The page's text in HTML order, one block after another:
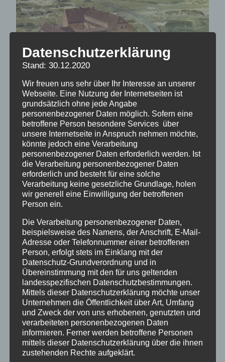
Untersuchung der historischen
Hintergründe
Um mehr über die damaligen Bedingungen und
möglichen Missstände in damaligen
„Jugendwerk Detmold“ herauszufinden,
wurden die Historiker Prof. Dr. Hans-Walter
Untersuchung der Geschehnisse beauftragt.
Beide Wissenschaftler haben bereits
umfangreich zu diesem Thema geforscht und
werden gezielt die Situation im „Jugendwerk
Detmold“ analysieren. Erste Hinweise auf
problematische Zustände ergeben sich aus
einer Datenbank des AEKV e.V. im „nexus
Instituts“ in Berlin, die Berichte ehemaliger
Verschickungskinder sammelt.
Datenschutzerklärung
Stand: 30.12.2020
Wir freuen uns sehr über Ihr Interesse an unserer
Webseite. Eine Nutzung der Internetseiten ist
grundsätzlich ohne jede Angabe
personenbezogener Daten möglich. Sofern eine
betroffene Person besondere Services über
unsere Internetseite in Anspruch nehmen möchte,
könnte jedoch eine Verarbeitung
personenbezogener Daten erforderlich werden. Ist
die Verarbeitung personenbezogener Daten
erforderlich und besteht für eine solche
Verarbeitung keine gesetzliche Grundlage, holen
wir generell eine Einwilligung der betroffenen
Person ein.
Die Verarbeitung personenbezogener Daten,
beispielsweise des Namens, der Anschrift, E-Mail-
Adresse oder Telefonnummer einer betroffenen
Person, erfolgt stets im Einklang mit der
Datenschutz-Grundverordnung und in
Übereinstimmung mit den für uns geltenden
landesspezifischen Datenschutzbestimmungen.
Mittels dieser Datenschutzerklärung möchte unser
Unternehmen die Öffentlichkeit über Art, Umfang
und Zweck der von uns erhobenen, genutzten und
verarbeiteten personenbezogenen Daten
informieren. Ferner werden betroffene Personen
mittels dieser Datenschutzerklärung über die ihnen
zustehenden Rechte aufgeklärt.